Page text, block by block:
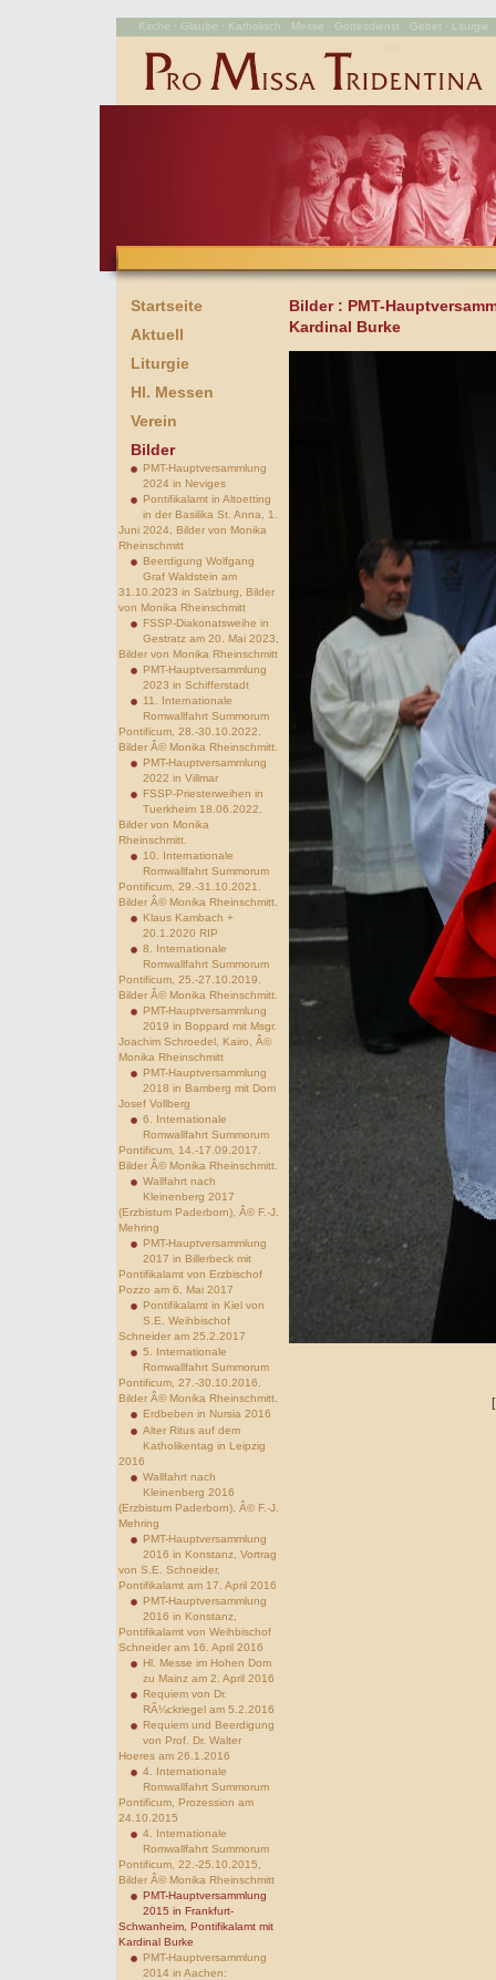
Kirche · Glaube · Katholisch · Messe · Gottesdienst · Gebet ·
Startseite
Aktuell
Liturgie
Hl. Messen
Verein
Bilder
PMT-Hauptversammlung
2024 in Neviges
Pontifikalamt in Altoetting
in der Basilika St. Anna, 1.
Juni 2024, Bilder von Monika
Rheinschmitt
Beerdigung Wolfgang
Graf Waldstein am
31.10.2023 in Salzburg, Bilder
von Monika Rheinschmitt
FSSP-Diakonatsweihe in
Gestratz am 20. Mai 2023,
Bilder von Monika Rheinschmitt
PMT-Hauptversammlung
2023 in Schifferstadt
11. Internationale
Romwallfahrt Summorum
Pontificum, 28.-30.10.2022.
Bilder Â© Monika Rheinschmitt.
PMT-Hauptversammlung
2022 in Villmar
FSSP-Priesterweihen in
Tuerkheim 18.06.2022.
Bilder von Monika
Rheinschmitt.
10. Internationale
Romwallfahrt Summorum
Pontificum, 29.-31.10.2021.
Bilder Â© Monika Rheinschmitt.
Klaus Kambach +
20.1.2020 RIP
8. Internationale
Romwallfahrt Summorum
Pontificum, 25.-27.10.2019.
Bilder Â© Monika Rheinschmitt.
PMT-Hauptversammlung
2019 in Boppard mit Msgr.
Joachim Schroedel, Kairo, Â©
Monika Rheinschmitt
PMT-Hauptversammlung
2018 in Bamberg mit Dom
Josef Vollberg
6. Internationale
Romwallfahrt Summorum
Pontificum, 14.-17.09.2017.
Bilder Â© Monika Rheinschmitt.
Wallfahrt nach
Kleinenberg 2017
(Erzbistum Paderborn), Â© F.-J.
Mehring
PMT-Hauptversammlung
2017 in Billerbeck mit
Pontifikalamt von Erzbischof
Pozzo am 6. Mai 2017
Pontifikalamt in Kiel von
S.E. Weihbischof
Schneider am 25.2.2017
5. Internationale
Romwallfahrt Summorum
Pontificum, 27.-30.10.2016.
Bilder Â© Monika Rheinschmitt.
Erdbeben in Nursia 2016
Alter Ritus auf dem
Katholikentag in Leipzig
2016
Wallfahrt nach
Kleinenberg 2016
(Erzbistum Paderborn), Â© F.-J.
Mehring
PMT-Hauptversammlung
2016 in Konstanz, Vortrag
von S.E. Schneider,
Pontifikalamt am 17. April 2016
PMT-Hauptversammlung
2016 in Konstanz,
Pontifikalamt von Weihbischof
Schneider am 16. April 2016
Hl. Messe im Hohen Dom
zu Mainz am 2. April 2016
Requiem von Dr.
RÃ¼ckriegel am 5.2.2016
Requiem und Beerdigung
von Prof. Dr. Walter
Hoeres am 26.1.2016
4. Internationale
Romwallfahrt Summorum
Pontificum, Prozession am
24.10.2015
4. Internationale
Romwallfahrt Summorum
Pontificum, 22.-25.10.2015,
Bilder Â© Monika Rheinschmitt
PMT-Hauptversammlung
2015 in Frankfurt-
Schwanheim, Pontifikalamt mit
Kardinal Burke
PMT-Hauptversammlung
2014 in Aachen:
Bilder : PMT-
Kardinal Burke